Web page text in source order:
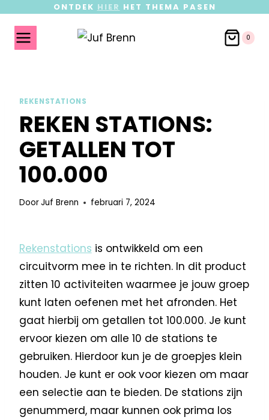
ONTDEK HIER HET THEMA PASEN
0
REKENSTATIONS
REKEN STATIONS:
GETALLEN TOT
100.000
DoorJuf Brenn februari 7, 2024
Rekenstations is ontwikkeld om een
circuitvorm mee in te richten. In dit product
zitten 10 activiteiten waarmee je jouw groep
kunt laten oefenen met het afronden. Het
gaat hierbij om getallen tot 100.000. Je kunt
ervoor kiezen om alle 10 de stations te
gebruiken. Hierdoor kun je de groepjes klein
houden. Je kunt er ook voor kiezen om maar
een selectie aan te bieden. De stations zijn
genummerd, maar kunnen ook prima los